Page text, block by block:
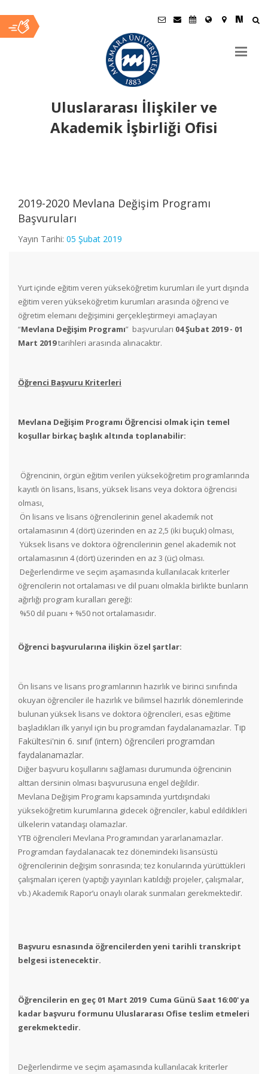
Uluslararası İlişkiler ve
Akademik İşbirliği Ofisi
İçerik
2019-2020 Mevlana Değişim Programı
Başvuruları
Yayın Tarihi: 05 Şubat 2019
Yurt içinde eğitim veren yükseköğretim kurumları ile yurt dışında
eğitim veren yükseköğretim kurumları arasında öğrenci ve
öğretim elemanı değişimini gerçekleştirmeyi amaçlayan
“Mevlana Değişim Programı” başvuruları 04 Şubat 2019 - 01
Mart 2019tarihleri arasında alınacaktır.
Öğrenci Başvuru Kriterleri
Mevlana Değişim Programı Öğrencisi olmak için temel
koşullar birkaç başlık altında toplanabilir:
Öğrencinin, örgün eğitim verilen yükseköğretim programlarında
kayıtlı ön lisans, lisans, yüksek lisans veya doktora öğrencisi
olması,
Ön lisans ve lisans öğrencilerinin genel akademik not
ortalamasının 4 (dört) üzerinden en az 2,5 (iki buçuk) olması,
Yüksek lisans ve doktora öğrencilerinin genel akademik not
ortalamasının 4 (dört) üzerinden en az 3 (üç) olması.
Değerlendirme ve seçim aşamasında kullanılacak kriterler
öğrencilerin not ortalaması ve dil puanı olmakla birlikte bunların
ağırlığı program kuralları gereği:
%50 dil puanı + %50 not ortalamasıdır.
Öğrenci başvurularına ilişkin özel şartlar:
Ön lisans ve lisans programlarının hazırlık ve birinci sınıfında
okuyan öğrenciler ile hazırlık ve bilimsel hazırlık dönemlerinde
bulunan yüksek lisans ve doktora öğrencileri, esas eğitime
başladıkları ilk yarıyıl için bu programdan faydalanamazlar. Tıp
Fakültesi'nin 6. sınıf (intern) öğrencileri programdan
faydalanamazlar.
Diğer başvuru koşullarını sağlaması durumunda öğrencinin
alttan dersinin olması başvurusuna engel değildir.
Mevlana Değişim Programı kapsamında yurtdışındaki
yükseköğretim kurumlarına gidecek öğrenciler, kabul edildikleri
ülkelerin vatandaşı olamazlar.
YTB öğrencileri Mevlana Programından yararlanamazlar.
Programdan faydalanacak tez dönemindeki lisansüstü
öğrencilerinin değişim sonrasında; tez konularında yürüttükleri
çalışmaları içeren (yaptığı yayınları katıldığı projeler, çalışmalar,
vb.) Akademik Rapor’u onaylı olarak sunmaları gerekmektedir.
Başvuru esnasında öğrencilerden yeni tarihli transkript
belgesi istenecektir.
Öğrencilerin en geç 01 Mart 2019 Cuma Günü Saat 16:00' ya
kadar başvuru formunu Uluslararası Ofise teslim etmeleri
gerekmektedir.
Değerlendirme ve seçim aşamasında kullanılacak kriterler